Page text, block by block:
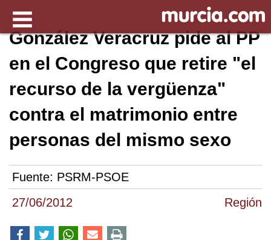
27/06/2012 Región
González Veracruz pide al PP
en el Congreso que retire "el
recurso de la vergüenza"
contra el matrimonio entre
personas del mismo sexo
Fuente: PSRM-PSOE